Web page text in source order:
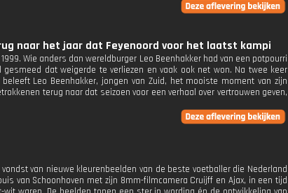
naar het jaar dat Feyenoord voor het laatst kampi
Wie anders dan wereldburger Leo Beenhakker had van een potpourri
dat weigerde te verliezen en vaak ook net won. Na twee keer
Leo Beenhakker, jongen van Zuid, het mooiste moment van zijn
terug naar dat seizoen voor een verhaal over vertrouwen geven,
van nieuwe kleurenbeelden van de beste voetballer die Nederland
van Schoonhoven met zijn 8mm-filmcamera Cruijff en Ajax, in een tijd